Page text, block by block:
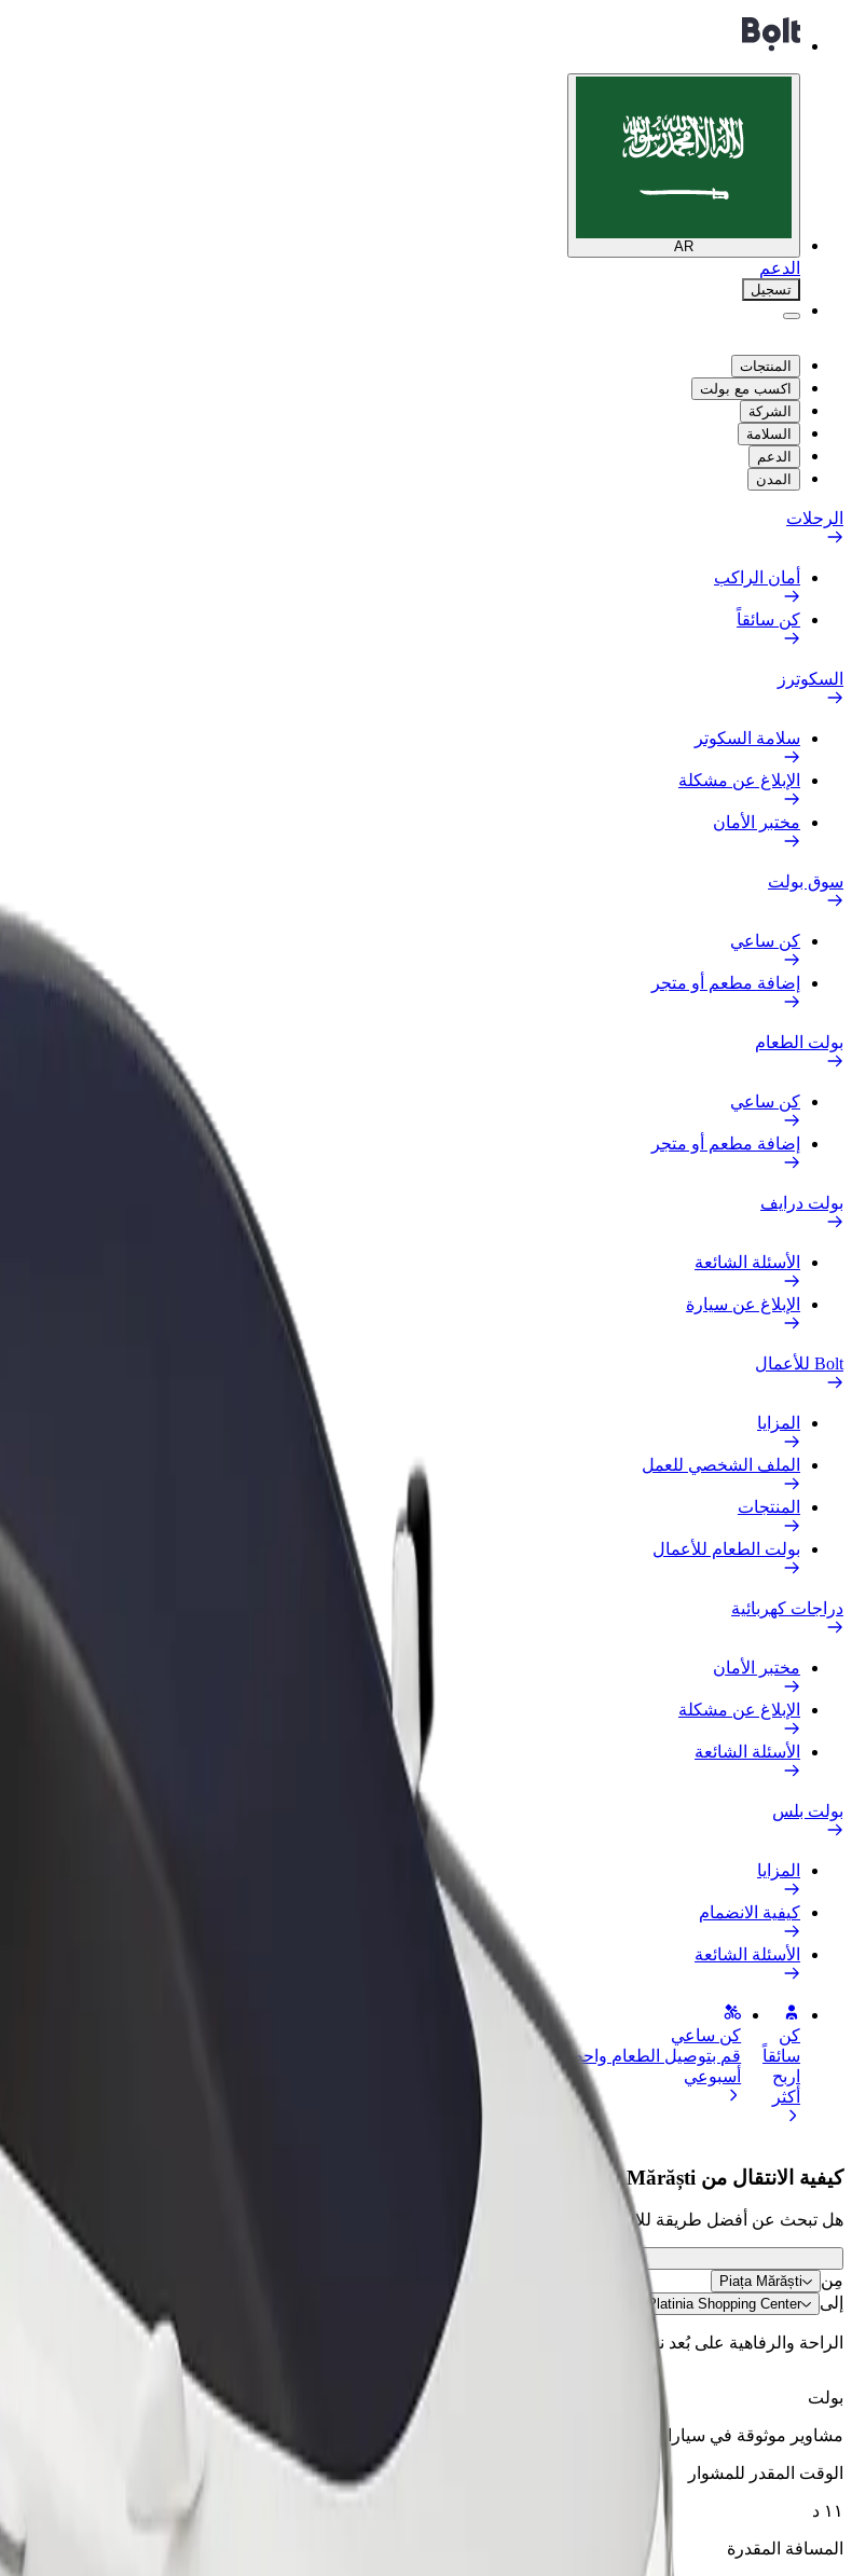
AR
الدعم
تسجيل
المنتجات
اكسب مع بولت
الشركة
السلامة
الدعم
المدن
الرحلات
أمان الراكب
كن سائقاً
السكوترز
سلامة السكوتر
الإبلاغ عن مشكلة
مختبر الأمان
سوق بولت
كن ساعي
إضافة مطعم أو متجر
بولت الطعام
كن ساعي
إضافة مطعم أو متجر
بولت درايف
الأسئلة الشائعة
الإبلاغ عن سيارة
Bolt للأعمال
المزايا
الملف الشخصي للعمل
المنتجات
بولت الطعام للأعمال
دراجات كهربائية
مختبر الأمان
الإبلاغ عن مشكلة
الأسئلة الشائعة
بولت بلس
المزايا
كيفية الانضمام
الأسئلة الشائعة
كن
سائقاً
اربح
أكثر
كن ساعي
قم بتوصيل الطعام واحصل على أجر
أسبوعي
كيفية الانتقال من Piața Mărăști إلى Platinia Shopping Center
هل تبحث عن أفضل طريقة للانتقال من Piața Mărăști إلى Platinia Shopping Center؟ اطّلع على خدماتنا واختر الأنسب لمشوارك.
احصل على التطبيق
مِن Piața Mărăști
إلى Platinia Shopping Center
الراحة والرفاهية على بُعد نقرات فقط!
بولت
مشاوير موثوقة في سيارات متوسطة الحجم ويومية.
الوقت المقدر للمشوار
١١ د
المسافة المقدرة